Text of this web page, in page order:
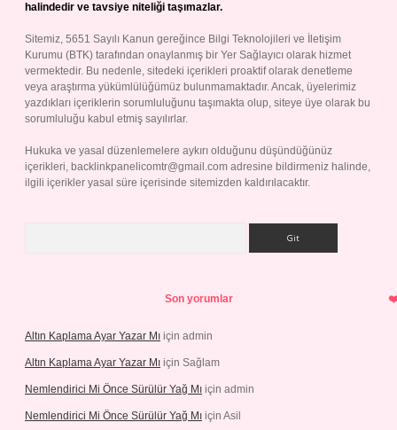
halindedir ve tavsiye niteliği taşımazlar.
Sitemiz, 5651 Sayılı Kanun gereğince Bilgi Teknolojileri ve İletişim
Kurumu (BTK) tarafından onaylanmış bir Yer Sağlayıcı olarak hizmet
vermektedir. Bu nedenle, sitedeki içerikleri proaktif olarak denetleme
veya araştırma yükümlülüğümüz bulunmamaktadır. Ancak, üyelerimiz
yazdıkları içeriklerin sorumluluğunu taşımakta olup, siteye üye olarak bu
sorumluluğu kabul etmiş sayılırlar.
Hukuka ve yasal düzenlemelere aykırı olduğunu düşündüğünüz
içerikleri, backlinkpanelicomtr@gmail.com adresine bildirmeniz halinde,
ilgili içerikler yasal süre içerisinde sitemizden kaldırılacaktır.
Son yorumlar
Altın Kaplama Ayar Yazar Mı için admin
Altın Kaplama Ayar Yazar Mı için Sağlam
Nemlendirici Mi Önce Sürülür Yağ Mı için admin
Nemlendirici Mi Önce Sürülür Yağ Mı için Asil